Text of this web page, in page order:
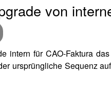
von
intern für CAO-Faktura
ursprüngliche Sequenz